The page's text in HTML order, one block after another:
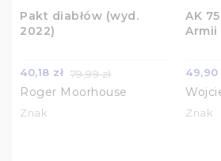
Pakt diabłów (wyd.
2022)
40,18 zł 79,99 zł
Roger Moorhouse
Znak
AK
Armii
49,90
Znak